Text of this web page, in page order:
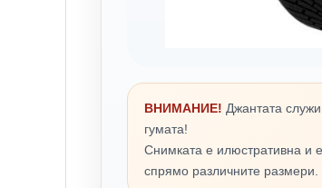
ВНИМАНИЕ! Джантата
гумата!
Снимката е илюстративна и
спрямо различните размери.